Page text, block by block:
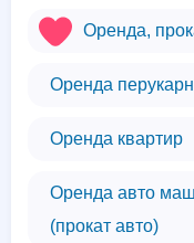
Оренда,
Оренда
Оренда квартир
Оренда авто
(прокат авто)